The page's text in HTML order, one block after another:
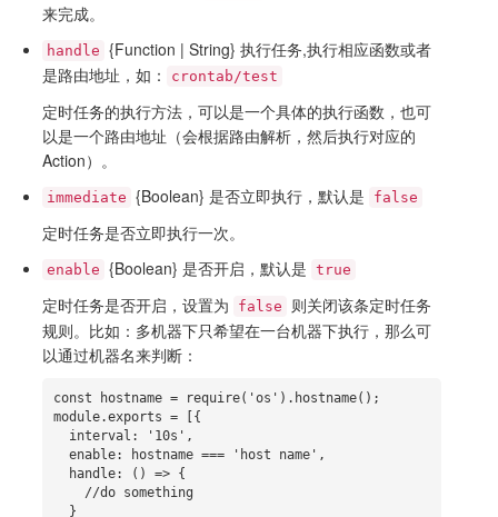
来完成。
handle {Function | String} 执行任务,执行相应函数或者
是路由地址，如：
crontab/test
定时任务的执行方法，可以是一个具体的执行函数，也可
以是一个路由地址（会根据路由解析，然后执行对应的
Action）。
immediate {Boolean} 是否立即执行，默认是 false
定时任务是否立即执行一次。
enable {Boolean} 是否开启，默认是 true
定时任务是否开启，设置为 false
则关闭该条定时任务
规则。比如：多机器下只希望在一台机器下执行，那么可
以通过机器名来判断：
const hostname = require('os').hostname();
module.exports = [{